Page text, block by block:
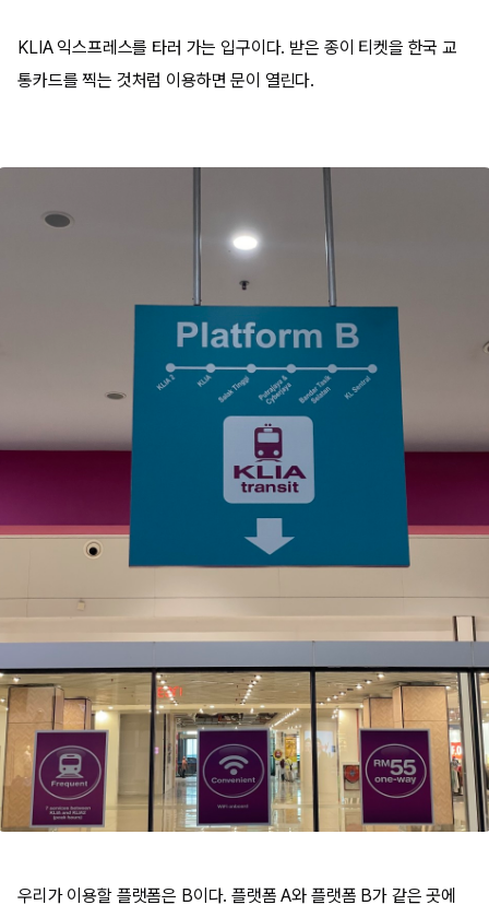
KLIA 익스프레스를 타러 가는 입구이다. 받은 종이 티켓을 한국 교
통카드를 찍는 것처럼 이용하면 문이 열린다.
우리가 이용할 플랫폼은 B이다. 플랫폼 A와 플랫폼 B가 같은 곳에